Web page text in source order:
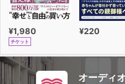
¥1,980
チケット
¥220
オーディ